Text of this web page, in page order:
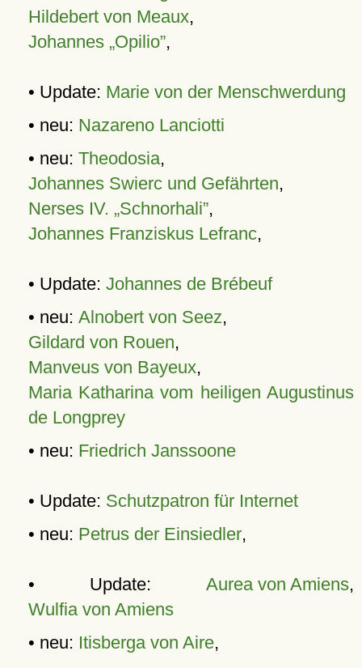
Hildebert von Meaux,
Johannes „Opilio”,
• Update: Marie von der Menschwerdung
• neu: Nazareno Lanciotti
• neu: Theodosia,
Johannes Swierc und Gefährten,
Nerses IV. „Schnorhali”,
Johannes Franziskus Lefranc,
• Update: Johannes de Brébeuf
• neu: Alnobert von Seez,
Gildard von Rouen,
Manveus von Bayeux,
Maria Katharina vom heiligen Augustinus
de Longprey
• neu: Friedrich Janssoone
• Update: Schutzpatron für Internet
• neu: Petrus der Einsiedler,
• Update: Aurea von Amiens,
Wulfia von Amiens
• neu: Itisberga von Aire,